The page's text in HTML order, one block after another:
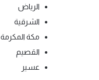
الرياض
الشرقية
مكة المكرمة
القصيم
عسير